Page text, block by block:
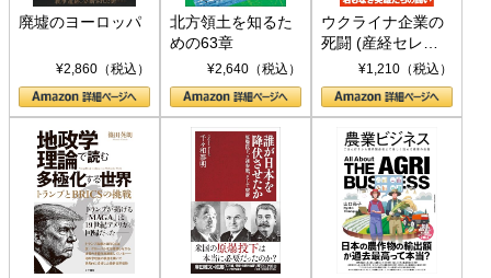
廃墟のヨーロッパ
¥2,860（税込）
北方領土を知るた
めの63章
¥2,640（税込）
ウクライナ企業の
死闘 (産経セレク
ト S 039)¥1,210（税込）